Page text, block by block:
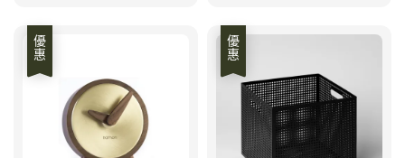
優惠 優惠